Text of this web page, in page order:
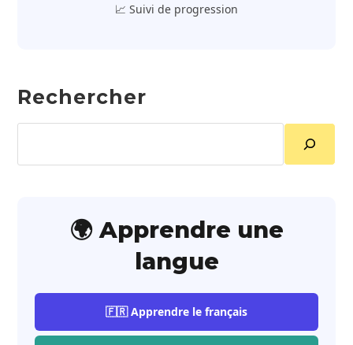
📈 Suivi de progression
Rechercher
🌍 Apprendre une
langue
🇫🇷 Apprendre le français